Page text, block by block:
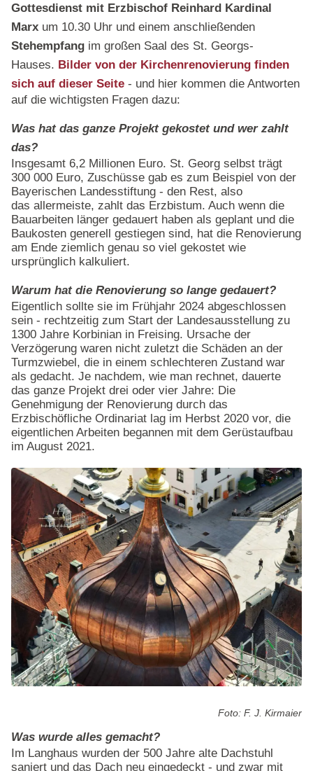
Gottesdienst mit Erzbischof Reinhard Kardinal
Marx um 10.30 Uhr und einem anschließenden
Stehempfang im großen Saal des St. Georgs-
Hauses. Bilder von der Kirchenrenovierung finden
sich auf dieser Seite - und hier kommen die Antworten
auf die wichtigsten Fragen dazu:
Was hat das ganze Projekt gekostet und wer zahlt
das?
Insgesamt 6,2 Millionen Euro. St. Georg selbst trägt
300 000 Euro, Zuschüsse gab es zum Beispiel von der
Bayerischen Landesstiftung - den Rest, also
das allermeiste, zahlt das Erzbistum. Auch wenn die
Bauarbeiten länger gedauert haben als geplant und die
Baukosten generell gestiegen sind, hat die Renovierung
am Ende ziemlich genau so viel gekostet wie
ursprünglich kalkuliert.
Warum hat die Renovierung so lange gedauert?
Eigentlich sollte sie im Frühjahr 2024 abgeschlossen
sein - rechtzeitig zum Start der Landesausstellung zu
1300 Jahre Korbinian in Freising. Ursache der
Verzögerung waren nicht zuletzt die Schäden an der
Turmzwiebel, die in einem schlechteren Zustand war
als gedacht. Je nachdem, wie man rechnet, dauerte
das ganze Projekt drei oder vier Jahre: Die
Genehmigung der Renovierung durch das
Erzbischöfliche Ordinariat lag im Herbst 2020 vor, die
eigentlichen Arbeiten begannen mit dem Gerüstaufbau
im August 2021.
Foto: F. J. Kirmaier
Was wurde alles gemacht?
Im Langhaus wurden der 500 Jahre alte Dachstuhl
saniert und das Dach neu eingedeckt - und zwar mit